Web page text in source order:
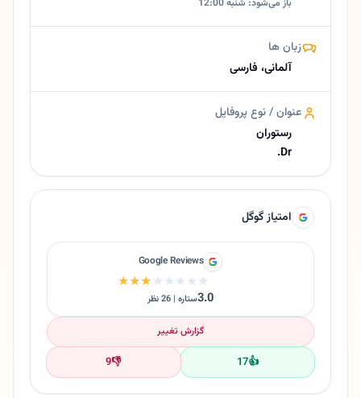
زبان ها
آلمانی، فارسی
عنوان / نوع پروفایل
رستوران
Dr.
امتیاز گوگل
Google Reviews
★★★★★
★★★★★
3.0ستاره | 26 نظر
گزارش تغییر
👍
17
👎
9